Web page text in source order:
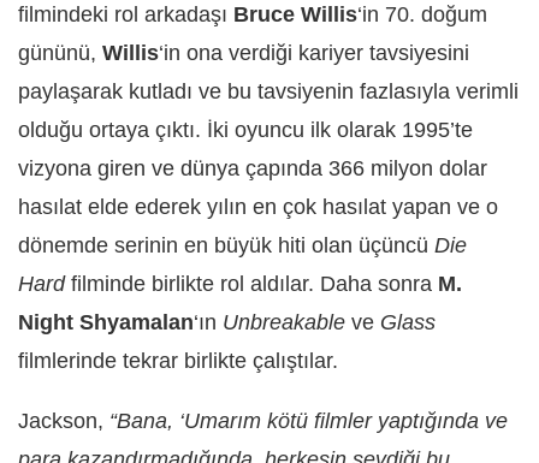
filmindeki rol arkadaşı Bruce Willis‘in 70. doğum
gününü, Willis‘in ona verdiği kariyer tavsiyesini
paylaşarak kutladı ve bu tavsiyenin fazlasıyla verimli
olduğu ortaya çıktı. İki oyuncu ilk olarak 1995’te
vizyona giren ve dünya çapında 366 milyon dolar
hasılat elde ederek yılın en çok hasılat yapan ve o
dönemde serinin en büyük hiti olan üçüncü Die
Hardfilminde birlikte rol aldılar. Daha sonra M.
Night Shyamalan‘ın Unbreakable ve Glass
filmlerinde tekrar birlikte çalıştılar.
Jackson, “Bana, ‘Umarım kötü filmler yaptığında ve